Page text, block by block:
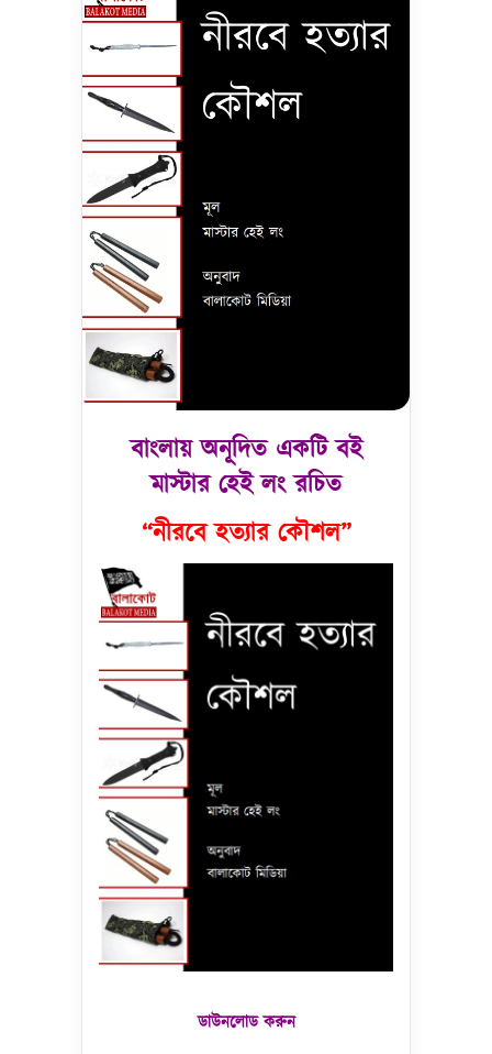
বাংলায় অনূদিত একটি বই
মাস্টার হেই লং রচিত
“নীরবে হত্যার কৌশল”
ডাউনলোড করুন